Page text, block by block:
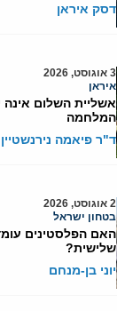
דסק איראן
3 אוגוסט, 2026
איראן
אשליית השלום
המלחמה
ד"ר פיאמה נירנשטיין
2 אוגוסט, 2026
בטחון ישראל
האם הפלסטינים
שלישית?
יוני בן-מנחם